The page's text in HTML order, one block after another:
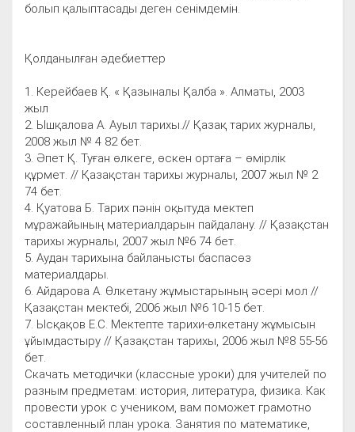
болып қалыптасады деген сенімдемін.
Қолданылған әдебиеттер
1. Керейбаев Қ. « Қазыналы Қалба ». Алматы, 2003
жыл
2. Ышқалова А. Ауыл тарихы.// Қазақ тарих журналы,
2008 жыл № 4 82 бет.
3. Әпет Қ. Туған өлкеге, өскен ортаға – өмірлік
құрмет. // Қазақстан тарихы журналы, 2007 жыл № 2
74 бет.
4. Қуатова Б. Тарих пәнін оқытуда мектеп
мұражайының материалдарын пайдалану. // Қазақстан
тарихы журналы, 2007 жыл №6 74 бет.
5. Аудан тарихына байланысты баспасөз
материалдары.
6. Айдарова А. Өлкетану жұмыстарының әсері мол //
Қазақстан мектебі, 2006 жыл №6 10-15 бет.
7. Ысқақов Е.С. Мектепте тарихи-өлкетану жұмысын
ұйымдастыру // Қазақстан тарихы, 2006 жыл №8 55-56
бет.
Скачать методички (классные уроки) для учителей по
разным предметам: история, литература, физика. Как
провести урок с учеником, вам поможет грамотно
составленный план урока. Занятия по математике,